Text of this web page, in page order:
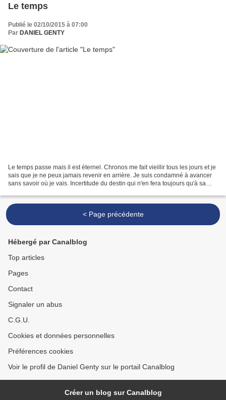
Le temps
Publié le 02/10/2015 à 07:00
Par DANIEL GENTY
Le temps passe mais il est éternel. Chronos me fait vieillir tous les jours et je
sais que je ne peux jamais revenir en arrière. Je suis condamné à avancer
sans savoir où je vais. Incertitude du destin qui n'en fera toujours qu'à sa
< Page précédente
Hébergé par Canalblog
Top articles
Pages
Contact
Signaler un abus
C.G.U.
Cookies et données personnelles
Préférences cookies
Voir le profil de Daniel Genty sur le portail Canalblog
Créer un blog sur Canalblog